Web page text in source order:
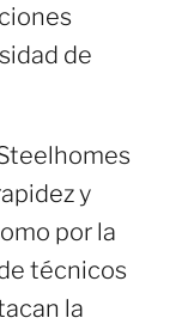
de
y
por la
técnicos
la